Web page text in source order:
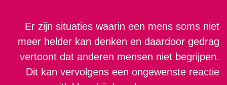
Er zijn situaties waarin een mens soms niet
meer helder kan denken en daardoor gedrag
vertoont dat anderen mensen niet begrijpen.
Dit kan vervolgens een ongewenste reactie